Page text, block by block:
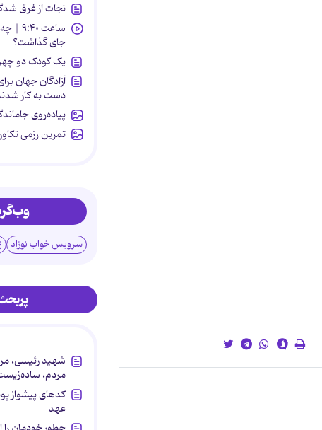
نجات از غرق
ساعت
جای گذاشت؟
یک کودک دو
آزادگان جهان
دست به کار
پیاده‌روی
تمرین رزمی
سرویس خواب نوزاد
شهید رئیسی،
مردم،
کدهای پیشواز
عهد